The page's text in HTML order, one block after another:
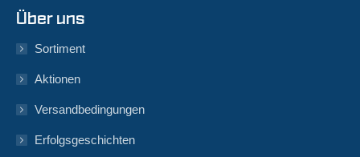
Über uns
Sortiment
Aktionen
Versandbedingungen
Erfolgsgeschichten